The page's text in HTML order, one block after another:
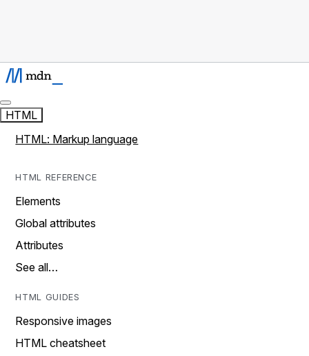
HTML
HTML: Markup language
HTML REFERENCE
Elements
Global attributes
Attributes
See all…
HTML GUIDES
Responsive images
HTML cheatsheet